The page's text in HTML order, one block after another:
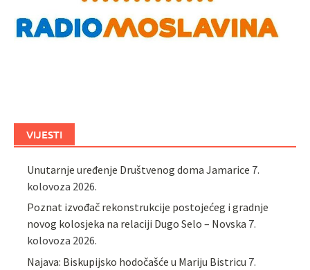
VIJESTI
Unutarnje uređenje Društvenog doma Jamarice 7.
kolovoza 2026.
Poznat izvođač rekonstrukcije postojećeg i gradnje
novog kolosjeka na relaciji Dugo Selo – Novska 7.
kolovoza 2026.
Najava: Biskupijsko hodočašće u Mariju Bistricu 7.